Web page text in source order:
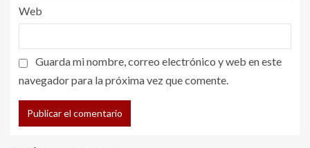
Web
Guarda mi nombre, correo electrónico y web en este
navegador para la próxima vez que comente.